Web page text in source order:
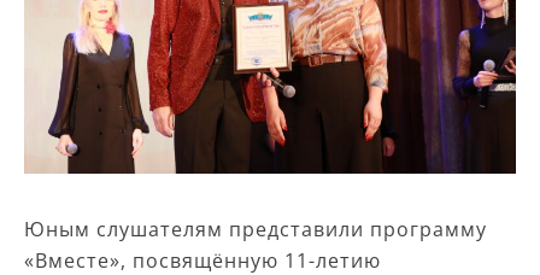
Юным слушателям представили программу
«Вместе», посвящённую 11-летию